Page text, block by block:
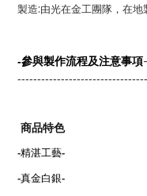
製造:由光在金工團隊，在地
-參與製作流程及注意事項-
商品特色
-精湛工藝-
-真金白銀-